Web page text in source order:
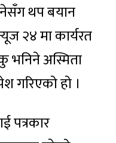
थप बयान
२४ मा कार्यरत
भनिने अस्मिता
गरिएको हो ।
पत्रकार